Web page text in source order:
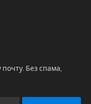
почти
области,
радость
вновь стал